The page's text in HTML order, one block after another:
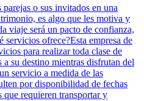
o sus invitados en una
es algo que les motiva y
viaje será un pacto de confianza,
ofrece?Esta empresa de
para realizar toda clase de
su destino mientras disfrutan del
servicio a medida de las
por disponibilidad de fechas
que requieren transportar y